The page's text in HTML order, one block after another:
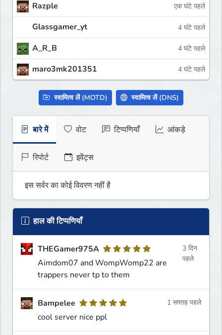
Razple एक घंटे पहले
Glassgamer_yt 4 घंटे पहले
A_R_B 4 घंटे पहले
maro3mk201351 4 घंटे पहले
स्वामित्व लें (MOTD) स्वामित्व लें (DNS)
बारे में वोट टिप्पणियाँ आंकड़े
रिपोर्ट इवेंट्स
इस सर्वर का कोई विवरण नहीं है
हाल की टिप्पणियाँ
THEGamer975A
Aimdom07 and WompWomp22 are
trappers never tp to them
3 दिन
पहले
Bampelee
cool server nice ppl
1 सप्ताह पहले